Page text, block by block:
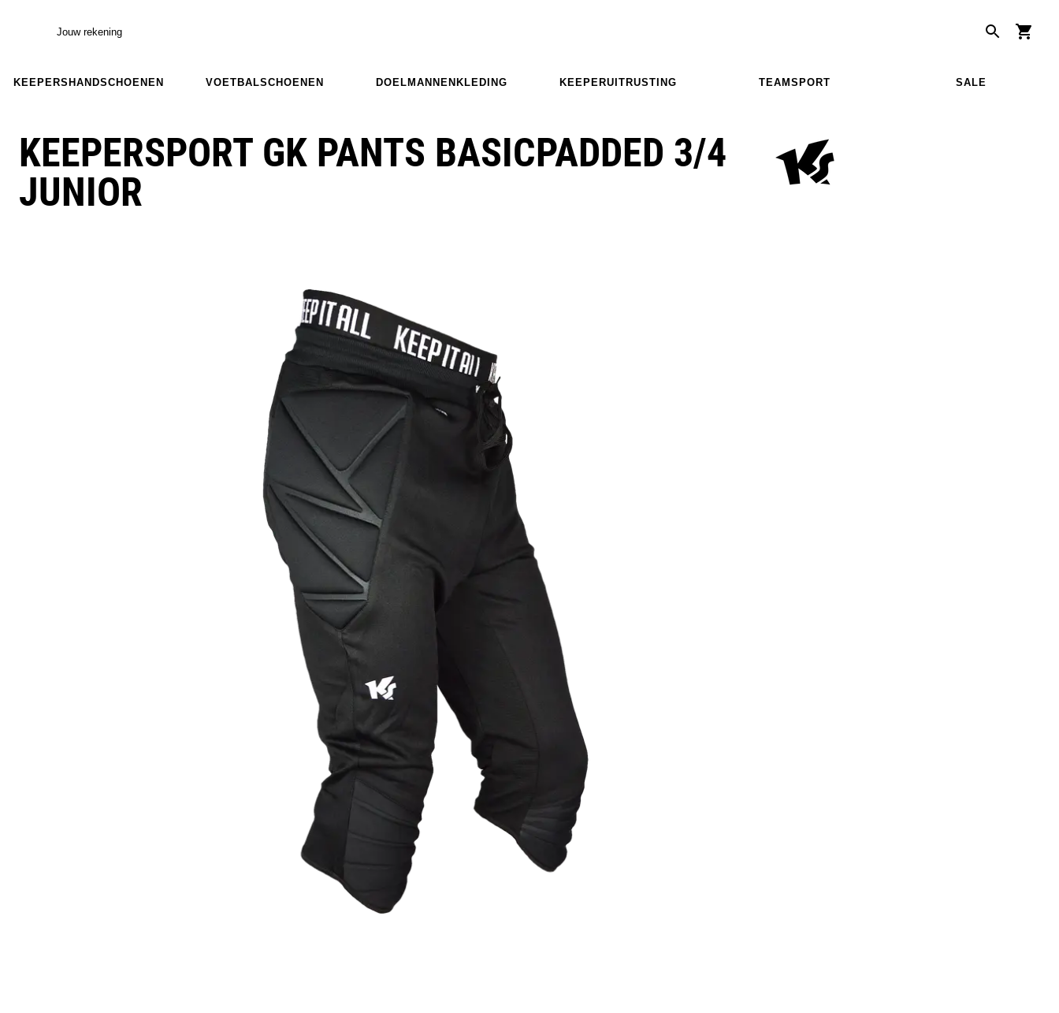
Jouw rekening
KEEPERSHANDSCHOENEN VOETBALSCHOENEN DOELMANNENKLEDING KEEPERUITRUSTING TEAMSPORT SALE
KEEPERSPORT GK PANTS BASICPADDED 3/4
JUNIOR